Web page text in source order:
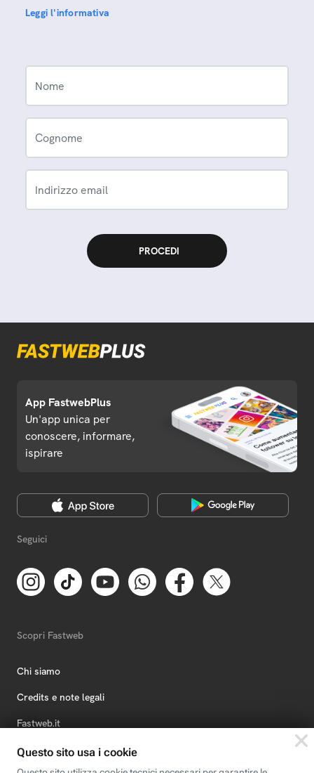
Leggi l'informativa
Nome
Cognome
Indirizzo email
App FastwebPlus
Un'app unica per
conoscere, informare,
ispirare
Seguici
Scopri Fastweb
Chi siamo
Credits e note legali
Fastweb.it
Formazione